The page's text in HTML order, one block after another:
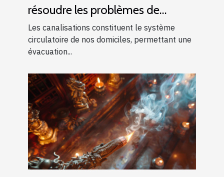
résoudre les problèmes de
canalisations bouchées
Les canalisations constituent le système
circulatoire de nos domiciles, permettant une
évacuation...